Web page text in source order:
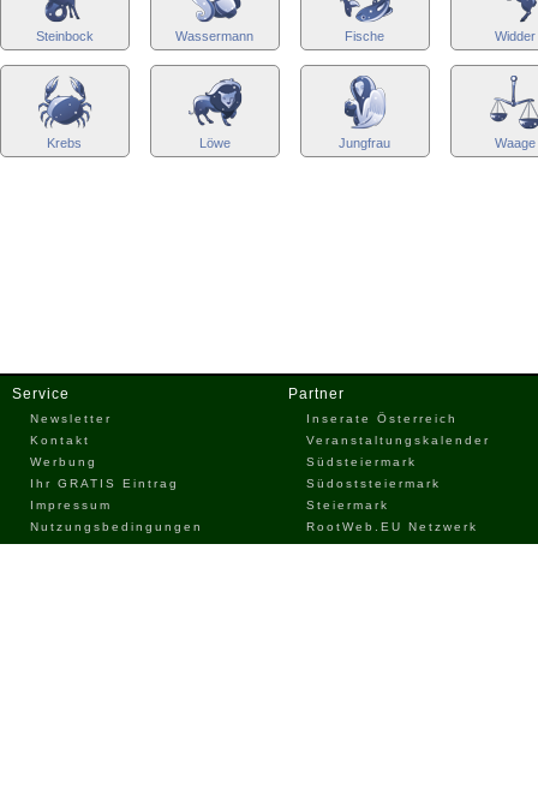
Steinbock Wassermann Fische Widder
Krebs Löwe Jungfrau Waage
Service
Newsletter
Kontakt
Werbung
Ihr GRATIS Eintrag
Impressum
Nutzungsbedingungen
Partner
Inserate Österreich
Veranstaltungskalender
Südsteiermark
Südoststeiermark
Steiermark
RootWeb.EU Netzwerk